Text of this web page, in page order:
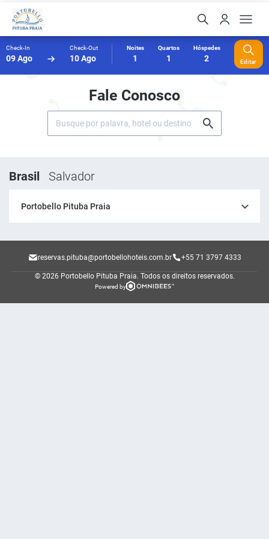
Check-In
09 Ago
Check-Out
10 Ago
Noites
1
Quartos
1
Hóspedes
2 Editar
Fale Conosco
Brasil Salvador
Portobello Pituba Praia
reservas.pituba@portobellohoteis.com.br +55 71 3797 4333
© 2026 Portobello Pituba Praia. Todos os direitos reservados.
Powered by